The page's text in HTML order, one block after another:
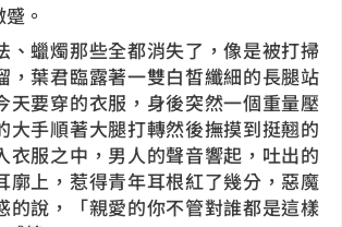
。
、蠟燭那些全都消失了，像是被打掃
，葉君臨露著一雙白皙纖細的長腿站
天要穿的衣服，身後突然一個重量壓
大手順著大腿打轉然後撫摸到挺翹的
衣服之中，男人的聲音響起，吐出的
廓上，惹得青年耳根紅了幾分，惡魔
的說，「親愛的你不管對誰都是這樣